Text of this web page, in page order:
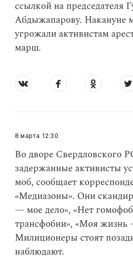
ссылкой на председателя
Абдыжапарову. Накануне
угрожали активистам
марш.
12:30
8 марта
Во дворе Свердловского
задержанные активисты
моб, сообщает
«Медиазоны». Они
— мое дело», «Нет
трансфобии», «Моя
Милиционеры стоят
наблюдают.